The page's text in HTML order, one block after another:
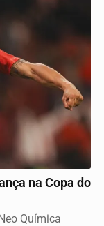
na Copa do
Química